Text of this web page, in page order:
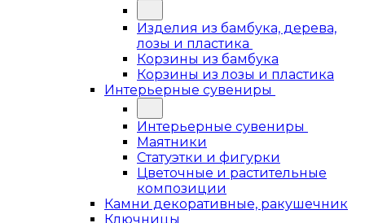
Изделия из бамбука, дерева,
лозы и пластика
Корзины из бамбука
Корзины из лозы и пластика
Интерьерные сувениры
Интерьерные сувениры
Маятники
Статуэтки и фигурки
Цветочные и растительные
композиции
Камни декоративные, ракушечник
Ключницы